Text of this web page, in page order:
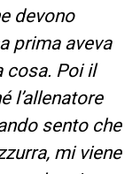
devono
prima aveva
cosa. Poi il
l’allenatore
sento che
mi viene